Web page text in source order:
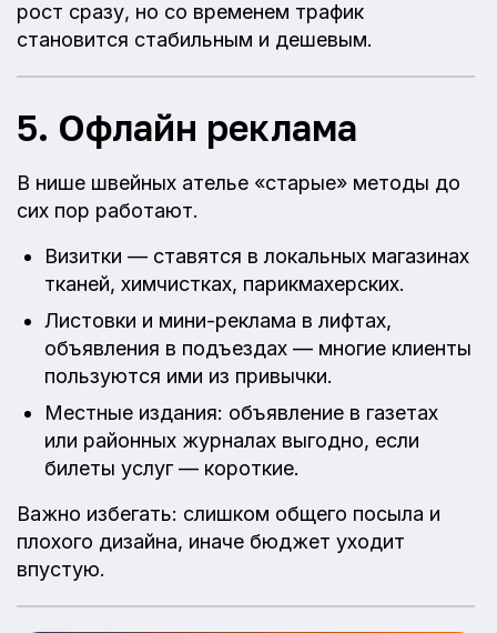
рост сразу, но со временем трафик
становится стабильным и дешевым.
5. Офлайн реклама
В нише швейных ателье «старые» методы до
сих пор работают.
Визитки — ставятся в локальных магазинах
тканей, химчистках, парикмахерских.
Листовки и мини-реклама в лифтах,
объявления в подъездах — многие клиенты
пользуются ими из привычки.
Местные издания: объявление в газетах
или районных журналах выгодно, если
билеты услуг — короткие.
Важно избегать: слишком общего посыла и
плохого дизайна, иначе бюджет уходит
впустую.